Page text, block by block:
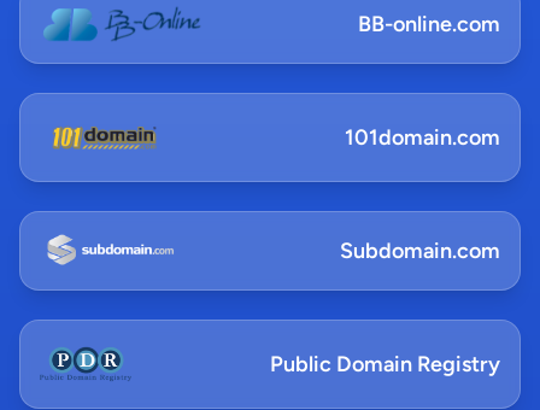
BB-online.com
101domain.com
Subdomain.com
Public Domain Registry